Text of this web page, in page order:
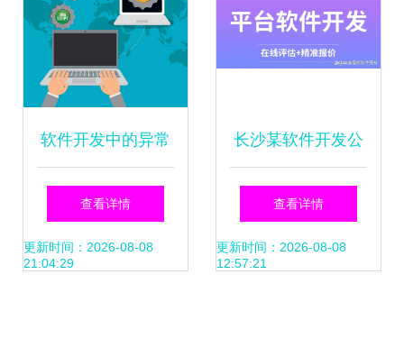
软件开发中的异常
处理与错误日志记
录 构建稳健应用的
查看详情
更新时间：2026-08-08
21:04:29
长沙某软件开发公
司乱象 APP开发行
业的警示
查看详情
更新时间：2026-08-08
12:57:21